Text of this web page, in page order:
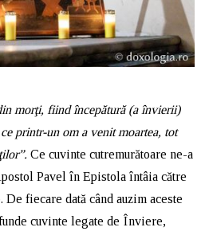
morţi, fiind începătură (a învierii)
printr-un om a venit moartea, tot
Ce cuvinte cutremurătoare ne-a
Pavel în Epistola întâia către
fiecare dată când auzim aceste
cuvinte legate de Înviere,